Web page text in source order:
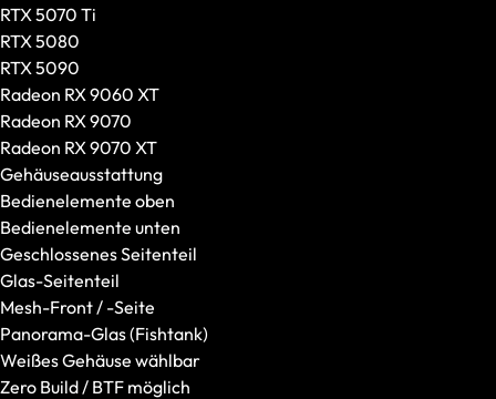
RTX 5070 Ti
RTX 5080
RTX 5090
Radeon RX 9060 XT
Radeon RX 9070
Radeon RX 9070 XT
Gehäuseausstattung
Bedienelemente oben
Bedienelemente unten
Geschlossenes Seitenteil
Glas-Seitenteil
Mesh-Front / -Seite
Panorama-Glas (Fishtank)
Weißes Gehäuse wählbar
Zero Build / BTF möglich
Headsets
Alle anzeigen
Gaming-Headsets
Kabellose Headsets
Kabelgebundene Headsets
Surround-Sound-Headsets